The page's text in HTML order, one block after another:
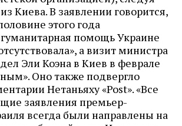
Киева. В заявлении говорится,
этого года
гуманитарная помощь Украине
а визит министра
Эли Коэна в Киев в феврале
Оно также подвергло
Нетаньяху «Post». «Все
заявления премьер-
всегда были направлены на